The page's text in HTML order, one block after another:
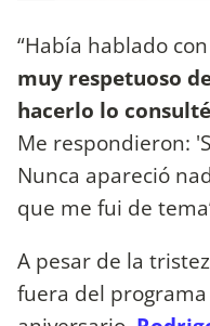
“Había hablado
muy respetuoso
hacerlo lo
Me respondieron:
Nunca apareció
que me fui de
A pesar de la
fuera del